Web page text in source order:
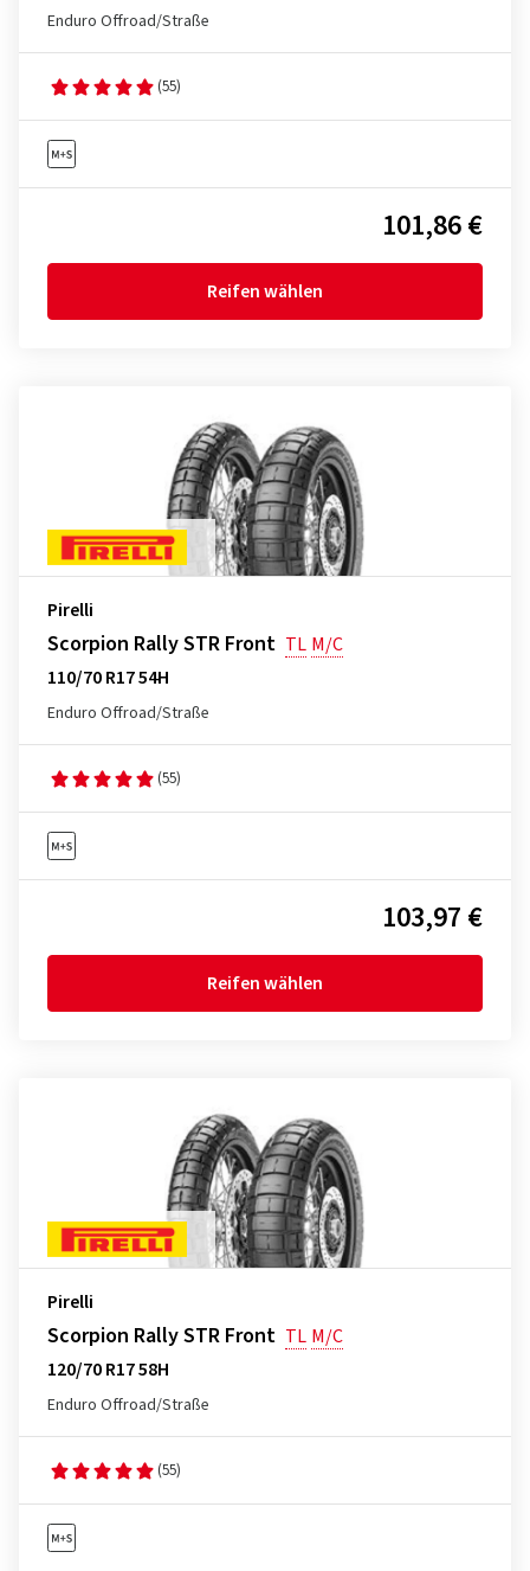
Enduro Offroad/Straße
(55)
101,86 €
Reifen wählen
Pirelli
Scorpion Rally STR Front TL M/C
110/70 R17 54H
Enduro Offroad/Straße
(55)
103,97 €
Reifen wählen
Pirelli
Scorpion Rally STR Front TL M/C
120/70 R17 58H
Enduro Offroad/Straße
(55)